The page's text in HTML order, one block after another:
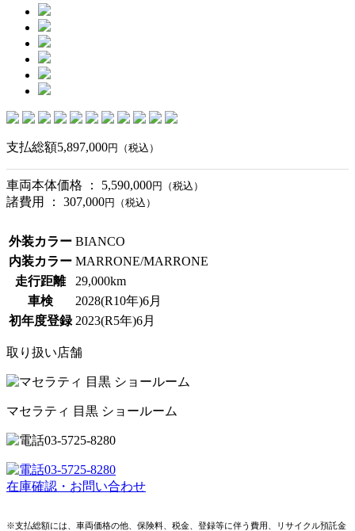
支払総額5,897,000円（税込）
車両本体価格 ： 5,590,000円（税込）
諸費用 ： 307,000円（税込）
外装カラー BIANCO
内装カラー MARRONE/MARRONE
走行距離
29,000km
車検
2028(R10年)6月
初年度登録 2023(R5年)6月
取り扱い店舗
マセラティ 目黒 ショールーム
03-5725-8280
03-5725-8280
在庫確認・お問い合わせ
※支払総額には、車両価格の他、保険料、税金、登録等に伴う費用、リサイクル預託金